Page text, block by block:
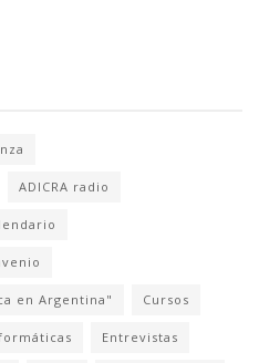
ADICRA radio
en Argentina" Cursos
Entrevistas